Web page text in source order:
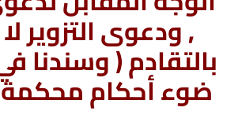
, ودعوى التزوير
بالتقادم ( وسندنا
ضوء أحكام